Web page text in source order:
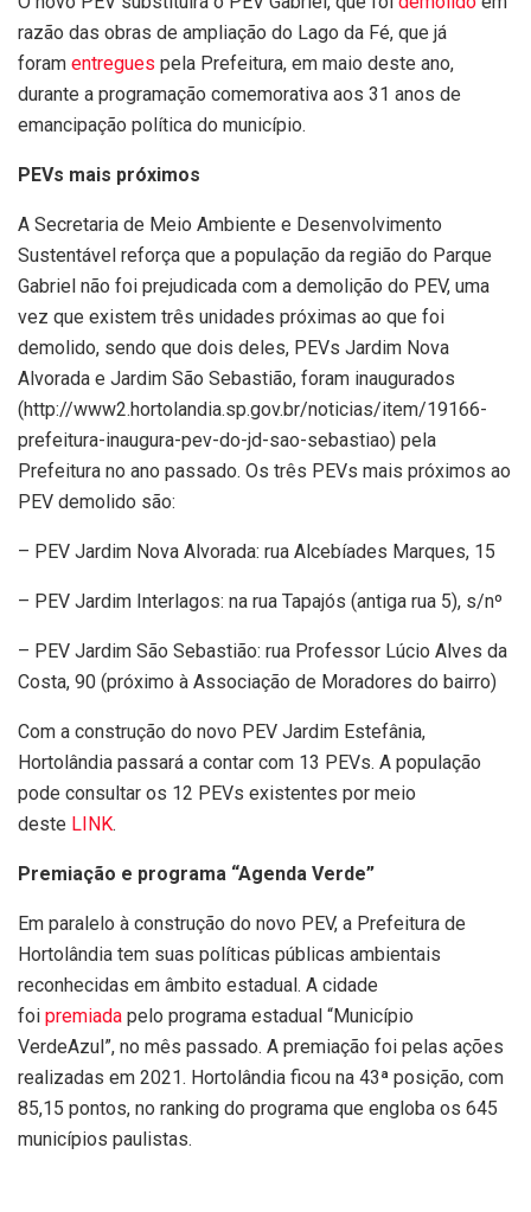
razão das obras de ampliação do Lago da Fé, que já
foram entregues pela Prefeitura, em maio deste ano,
durante a programação comemorativa aos 31 anos de
emancipação política do município.
PEVs mais próximos
A Secretaria de Meio Ambiente e Desenvolvimento
Sustentável reforça que a população da região do Parque
Gabriel não foi prejudicada com a demolição do PEV, uma
vez que existem três unidades próximas ao que foi
demolido, sendo que dois deles, PEVs Jardim Nova
Alvorada e Jardim São Sebastião, foram inaugurados
(http://www2.hortolandia.sp.gov.br/noticias/item/19166-
prefeitura-inaugura-pev-do-jd-sao-sebastiao) pela
Prefeitura no ano passado. Os três PEVs mais próximos ao
PEV demolido são:
– PEV Jardim Nova Alvorada: rua Alcebíades Marques, 15
– PEV Jardim Interlagos: na rua Tapajós (antiga rua 5), s/nº
– PEV Jardim São Sebastião: rua Professor Lúcio Alves da
Costa, 90 (próximo à Associação de Moradores do bairro)
Com a construção do novo PEV Jardim Estefânia,
Hortolândia passará a contar com 13 PEVs. A população
pode consultar os 12 PEVs existentes por meio
deste LINK.
Premiação e programa “Agenda Verde”
Em paralelo à construção do novo PEV, a Prefeitura de
Hortolândia tem suas políticas públicas ambientais
reconhecidas em âmbito estadual. A cidade
foi premiada pelo programa estadual “Município
VerdeAzul”, no mês passado. A premiação foi pelas ações
realizadas em 2021. Hortolândia ficou na 43ª posição, com
85,15 pontos, no ranking do programa que engloba os 645
municípios paulistas.